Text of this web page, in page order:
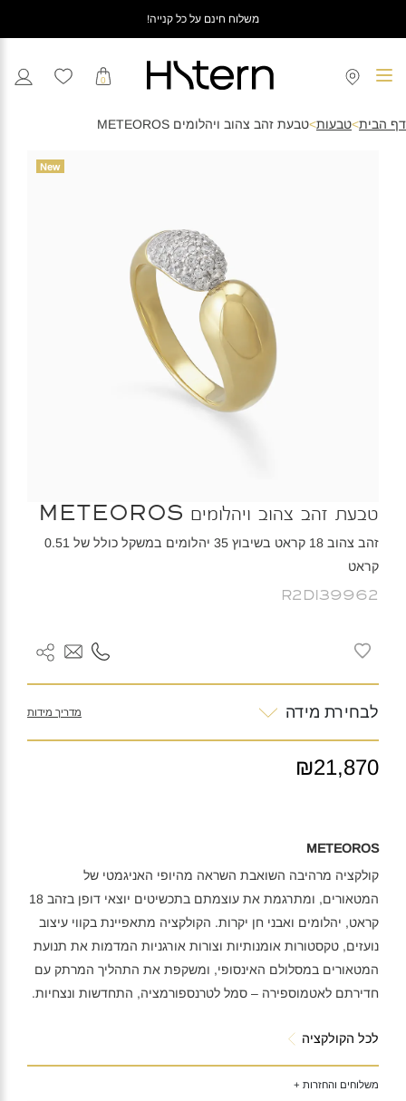
משלוח חינם על כל קנייה!
0
דף הבית>טבעות>טבעת זהב צהוב ויהלומים METEOROS
New
טבעת זהב צהוב ויהלומים METEOROS
זהב צהוב 18 קראט בשיבוץ 35 יהלומים במשקל כולל של 0.51
קראט
R2DI39962
לבחירת מידה מדריך מידות
₪21,870
METEOROS
קולקציה מרהיבה השואבת השראה מהיופי האניגמטי של
המטאורים, ומתרגמת את עוצמתם בתכשיטים יוצאי דופן בזהב 18
קראט, יהלומים ואבני חן יקרות. הקולקציה מתאפיינת בקווי עיצוב
נועזים, טקסטורות אומנותיות וצורות אורגניות המדמות את תנועת
המטאורים במסלולם האינסופי, ומשקפת את התהליך המרתק עם
חדירתם לאטמוספירה – סמל לטרנספורמציה, התחדשות ונצחיות.
לכל הקולקציה
משלוחים והחזרות +